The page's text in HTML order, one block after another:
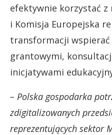
efektywnie korzystać z
i Komisja Europejska
transformacji
grantowymi,
inicjatywami
– Polska gospodarka
zdigitalizowanych
reprezentujących sektor